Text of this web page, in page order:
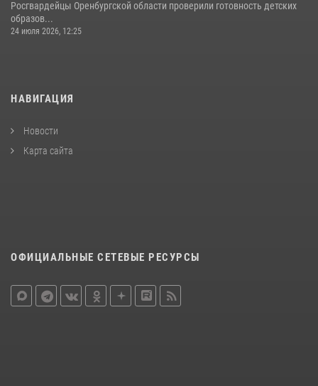
Росгвардейцы Оренбургской области проверили готовность детских
образов...
24 июля 2026, 12:25
НАВИГАЦИЯ
Новости
Карта сайта
ОФИЦИАЛЬНЫЕ СЕТЕВЫЕ РЕСУРСЫ